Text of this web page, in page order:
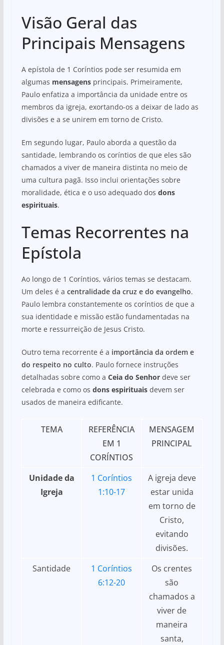
Visão Geral das
Principais Mensagens
A epístola de 1 Coríntios pode ser resumida em
algumas mensagensprincipais. Primeiramente,
Paulo enfatiza a importância da unidade entre os
membros da igreja, exortando-os a deixar de lado as
divisões e a se unirem em torno de Cristo.
Em segundo lugar, Paulo aborda a questão da
santidade, lembrando os coríntios de que eles são
chamados a viver de maneira distinta no meio de
uma cultura pagã. Isso inclui orientações sobre
moralidade, ética e o uso adequado dos dons
espirituais.
Temas Recorrentes na
Epístola
Ao longo de 1 Coríntios, vários temas se destacam.
Um deles é a centralidade da cruz e do evangelho.
Paulo lembra constantemente os coríntios de que a
sua identidade e missão estão fundamentadas na
morte e ressurreição de Jesus Cristo.
Outro tema recorrente é a importância da ordem e
do respeito no culto. Paulo fornece instruções
detalhadas sobre como a Ceia do Senhordeve ser
celebrada e como os dons espirituaisdevem ser
usados de maneira edificante.
TEMA
REFERÊNCIA
EM 1
CORÍNTIOS
MENSAGEM
PRINCIPAL
Unidade da
Igreja
1 Coríntios
1:10-17
A igreja deve
estar unida
em torno de
Cristo,
evitando
divisões.
Santidade
1 Coríntios
6:12-20
Os crentes
são
chamados a
viver de
maneira
santa,